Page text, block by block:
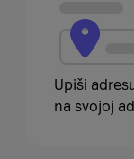
Upiši
na svojoj